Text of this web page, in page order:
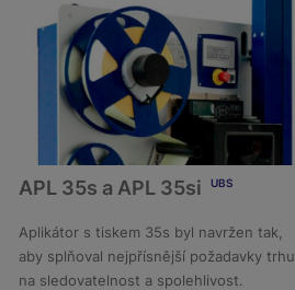
DETAIL
APL 35s a APL 35si UBS
Aplikátor s tiskem 35s byl navržen tak,
aby splňoval nejpřísnější požadavky trhu
na sledovatelnost a spolehlivost.